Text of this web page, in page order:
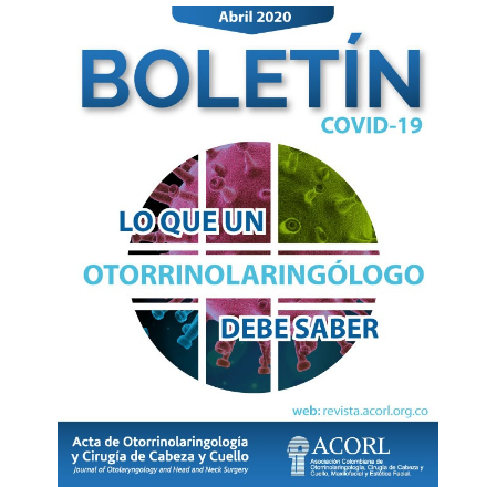
lateral
del